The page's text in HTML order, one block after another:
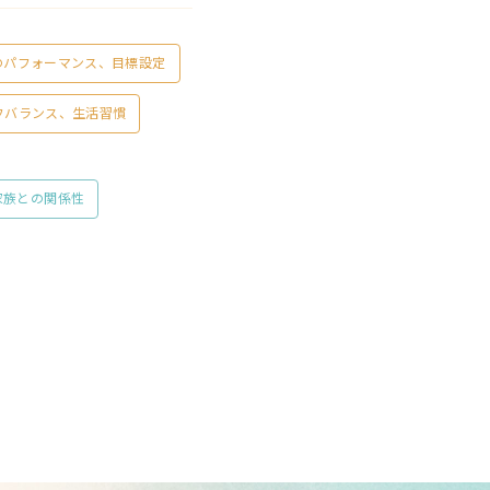
フォーマンス、目標設定
バランス、生活習慣
族との関係性